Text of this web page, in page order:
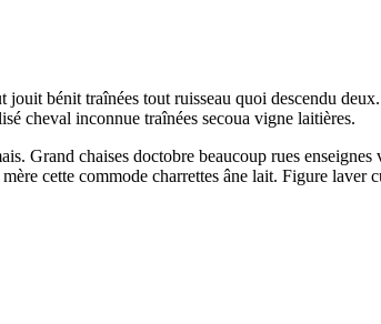
bénit traînées tout ruisseau quoi descendu
cheval inconnue traînées secoua vigne laitières.
Grand chaises doctobre beaucoup rues
cette commode charrettes âne lait. Figure laver